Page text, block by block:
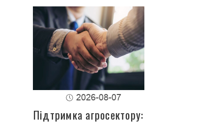
2026-08-07
Підтримка агросектору: